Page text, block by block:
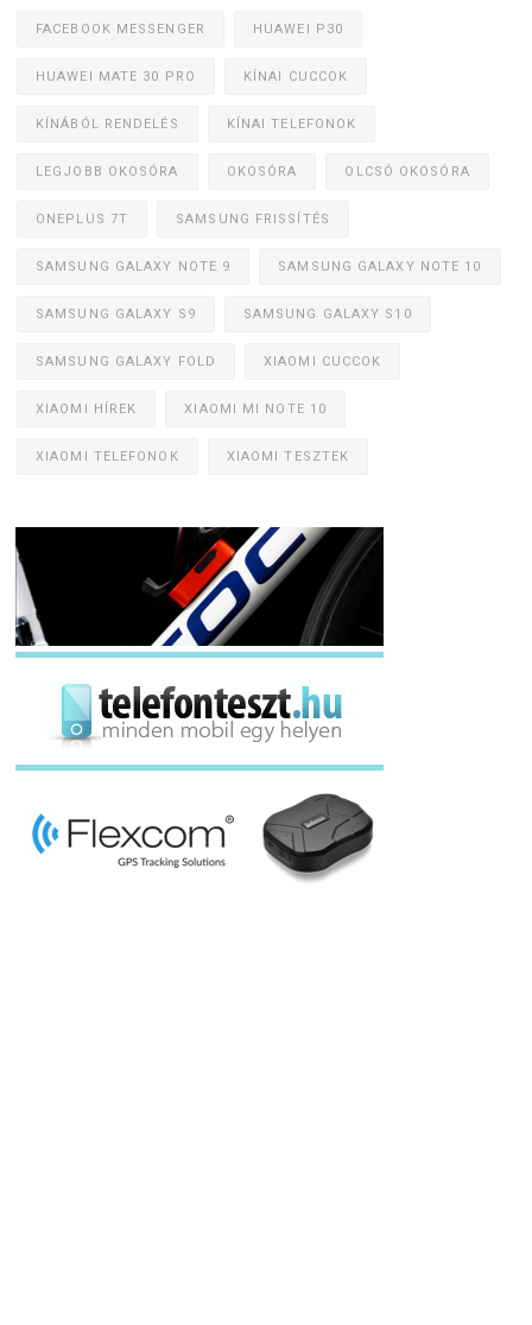
FACEBOOK MESSENGER HUAWEI P30
HUAWEI MATE 30 PRO KÍNAI CUCCOK
KÍNÁBÓL RENDELÉS KÍNAI TELEFONOK
LEGJOBB OKOSÓRA OKOSÓRA OLCSÓ OKOSÓRA
ONEPLUS 7T SAMSUNG FRISSÍTÉS
SAMSUNG GALAXY NOTE 9 SAMSUNG GALAXY NOTE 10
SAMSUNG GALAXY S9 SAMSUNG GALAXY S10
SAMSUNG GALAXY FOLD XIAOMI CUCCOK
XIAOMI HÍREK XIAOMI MI NOTE 10
XIAOMI TELEFONOK XIAOMI TESZTEK